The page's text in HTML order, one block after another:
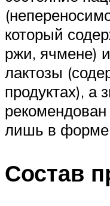
который
ржи, ячмене)
лактозы
продуктах), а
лишь в форме
Состав